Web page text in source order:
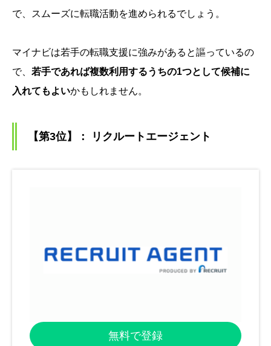
で、スムーズに転職活動を進められるでしょう。
マイナビは若手の転職支援に強みがあると謳っているの
で、 若手であれば複数利用するうちの1つとして候補に
入れてもよいかもしれません。
【第3位】： リクルートエージェント
無料で登録